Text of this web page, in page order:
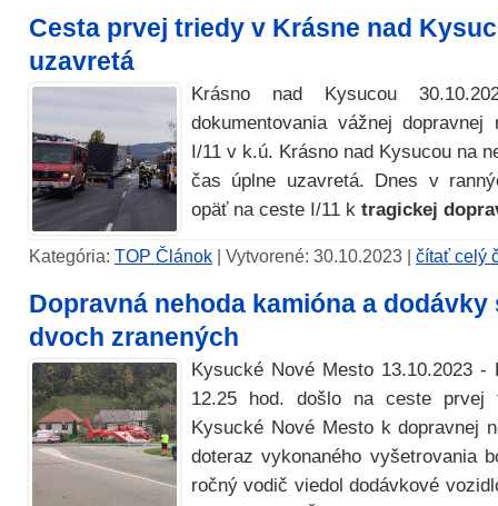
Cesta prvej triedy v Krásne nad
uzavretá
Krásno nad Kysucou
dokumentovania vážnej dopravnej
I/11 v k.ú. Krásno nad Kysucou na
čas úplne uzavretá. Dnes v
opäť na ceste I/11 k tragickej
Kategória: TOP Článok | Vytvorené: 30.10.2023 | čítať celý
Dopravná nehoda kamióna a dodávky
dvoch zranených
Kysucké Nové Mesto 13.10.2023
12.25 hod. došlo na ceste
Kysucké Nové Mesto k dopravnej
doteraz vykonaného vyšetrovania
ročný vodič viedol dodávkové